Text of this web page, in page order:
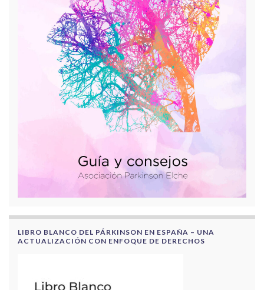
LIBRO BLANCO DEL PÁRKINSON EN ESPAÑA – UNA
ACTUALIZACIÓN CON ENFOQUE DE DERECHOS